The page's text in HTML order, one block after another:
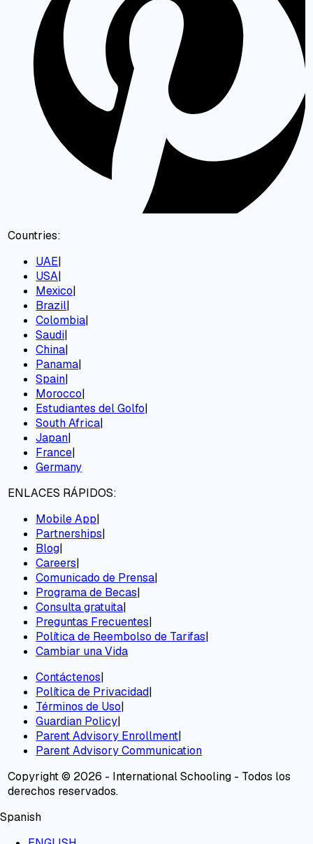
Countries:
UAE|
USA|
Mexico|
Brazil|
Colombia|
Saudi|
China|
Panama|
Spain|
Morocco|
Estudiantes del Golfo|
South Africa|
Japan|
France|
Germany
ENLACES RÁPIDOS:
Mobile App|
Partnerships|
Blog|
Careers|
Comunicado de Prensa|
Programa de Becas|
Consulta gratuita|
Preguntas Frecuentes|
Política de Reembolso de Tarifas|
Cambiar una Vida
Contáctenos|
Política de Privacidad|
Términos de Uso|
Guardian Policy|
Parent Advisory Enrollment|
Parent Advisory Communication
Copyright © 2026 - International Schooling - Todos los
derechos reservados.
Spanish